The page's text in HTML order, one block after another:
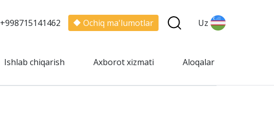
+998715141462 Ochiq ma'lumotlar Uz
Ishlab chiqarish Axborot xizmati Aloqalar